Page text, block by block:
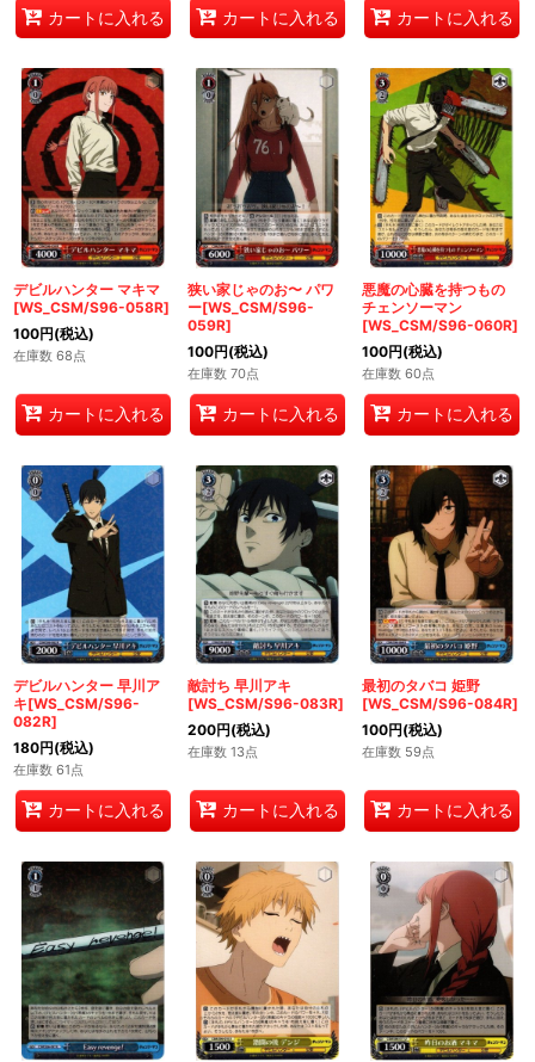
カートに入れる カートに入れる カートに入れる
デビルハンター マキマ
[WS_CSM/S96-058R]
100円(税込)
在庫数 68点
カートに入れる
狭い家じゃのお〜 パワ
ー[WS_CSM/S96-
059R]
100円(税込)
在庫数 70点
カートに入れる
悪魔の心臓を持つもの
チェンソーマン
[WS_CSM/S96-060R]
100円(税込)
在庫数 60点
カートに入れる
デビルハンター 早川ア
キ[WS_CSM/S96-
082R]
180円(税込)
在庫数 61点
カートに入れる
敵討ち 早川アキ
[WS_CSM/S96-083R]
200円(税込)
在庫数 13点
カートに入れる
最初のタバコ 姫野
[WS_CSM/S96-084R]
100円(税込)
在庫数 59点
カートに入れる